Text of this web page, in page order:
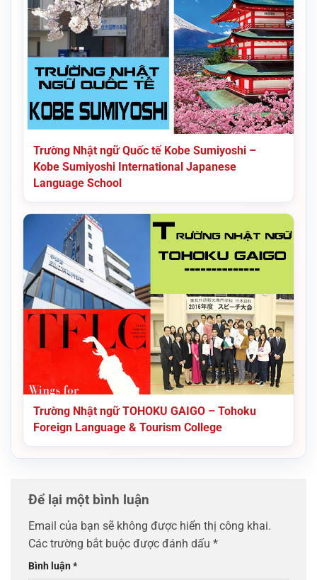
Trường Nhật ngữ Quốc tế Kobe Sumiyoshi –
Kobe Sumiyoshi International Japanese
Language School
Trường Nhật ngữ TOHOKU GAIGO – Tohoku
Foreign Language & Tourism College
Để lại một bình luận
Email của bạn sẽ không được hiển thị công khai.
Các trường bắt buộc được đánh dấu *
Bình luận*